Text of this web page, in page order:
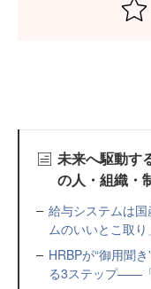
未来へ駆動す
の人・組織・
給与システムは
ムのいいとこ取
HRBPが“御用聞
る3ステップ——